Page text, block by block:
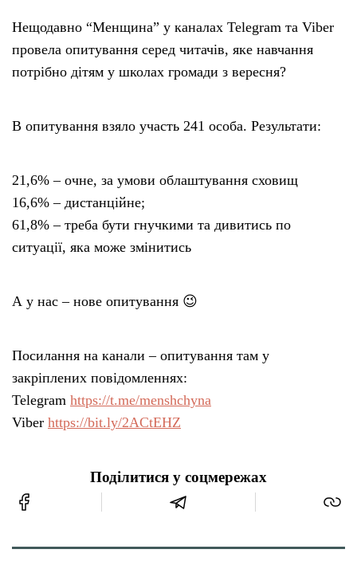
Нещодавно “Менщина” у каналах Telegram та Viber
провела опитування серед читачів, яке навчання
потрібно дітям у школах громади з вересня?
В опитування взяло участь 241 особа. Результати:
21,6% – очне, за умови облаштування сховищ
16,6% – дистанційне;
61,8% – треба бути гнучкими та дивитись по
ситуації, яка може змінитись
А у нас – нове опитування 😉
Посилання на канали – опитування там у
закріплених повідомленнях:
Telegram https://t.me/menshchyna
Viber https://bit.ly/2ACtEHZ
Поділитися у соцмережах